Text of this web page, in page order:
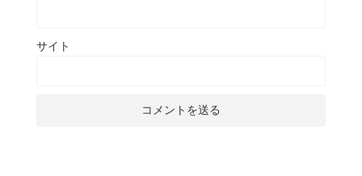
サイト